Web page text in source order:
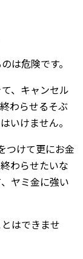
は危険です。
、キャンセル
わらせるそぶ
いけません。
つけて更にお金
わらせたいな
ヤミ金に強い
はできませ